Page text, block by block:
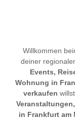
Willkommen
deiner
Events,
Wohnung in
verkaufen
in Frankfurt am